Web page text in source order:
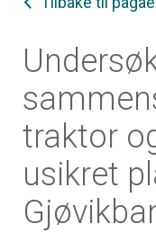
traktor
usikret